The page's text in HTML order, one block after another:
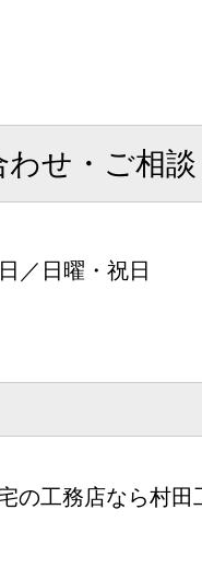
せ・ご相談
／日曜・祝日
の工務店なら村田